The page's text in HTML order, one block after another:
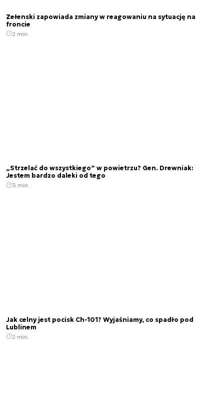
Zełenski zapowiada zmiany w reagowaniu na sytuację na
froncie
2 min.
„Strzelać do wszystkiego” w powietrzu? Gen. Drewniak:
Jestem bardzo daleki od tego
3 min.
Jak celny jest pocisk Ch-101? Wyjaśniamy, co spadło pod
Lublinem
2 min.